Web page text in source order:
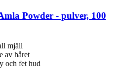
Powder -​ pulver, 100
mjäll
av håret
och fet hud